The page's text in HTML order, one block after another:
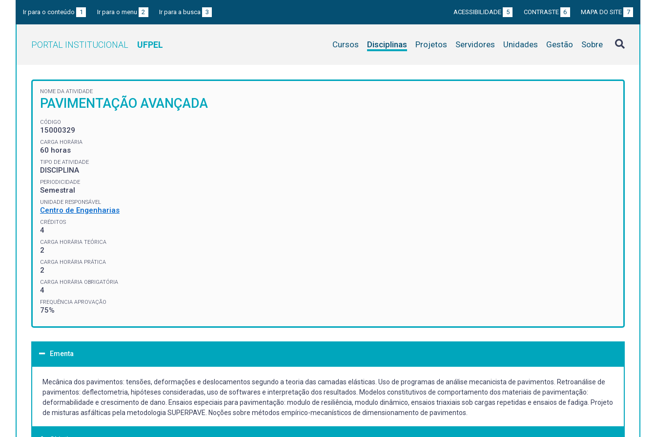
Ir para o conteúdo 1 Ir para o menu 2 Ir para a busca 3 ACESSIBILIDADE 5 CONTRASTE 6 MAPA DO SITE 7
PORTAL INSTITUCIONAL UFPEL Cursos Disciplinas Projetos Servidores Unidades Gestão Sobre
NOME DA ATIVIDADE
PAVIMENTAÇÃO AVANÇADA
CÓDIGO
15000329
CARGA HORÁRIA
60 horas
TIPO DE ATIVIDADE
DISCIPLINA
PERIODICIDADE
Semestral
UNIDADE RESPONSÁVEL
Centro de Engenharias
CRÉDITOS
4
CARGA HORÁRIA TEÓRICA
2
CARGA HORÁRIA PRÁTICA
2
CARGA HORÁRIA OBRIGATÓRIA
4
FREQUÊNCIA APROVAÇÃO
75%
Ementa
Mecânica dos pavimentos: tensões, deformações e deslocamentos segundo a teoria das camadas elásticas. Uso de programas de análise mecanicista de pavimentos. Retroanálise de
pavimentos: deflectometria, hipóteses consideradas, uso de softwares e interpretação dos resultados. Modelos constitutivos de comportamento dos materiais de pavimentação:
deformabilidade e crescimento de dano. Ensaios especiais para pavimentação: modulo de resiliência, modulo dinâmico, ensaios triaxiais sob cargas repetidas e ensaios de fadiga. Projeto
de misturas asfálticas pela metodologia SUPERPAVE. Noções sobre métodos empírico-mecanísticos de dimensionamento de pavimentos.